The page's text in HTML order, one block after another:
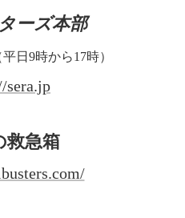
ーズ本部
平日9時から17時）
sera.jp
救急箱